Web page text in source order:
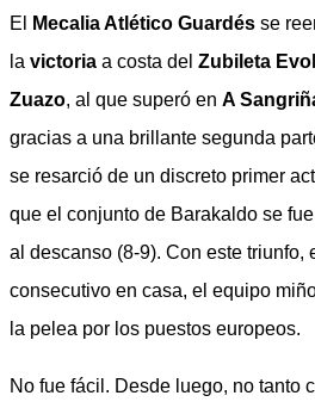
El Mecalia Atlético Guardés se
la victoria a costa del Zubileta
Zuazo, al que superó en A
gracias a una brillante segunda
se resarció de un discreto primer
que el conjunto de Barakaldo se
al descanso (8-9). Con este triunfo,
consecutivo en casa, el equipo
la pelea por los puestos europeos.
No fue fácil. Desde luego, no tanto